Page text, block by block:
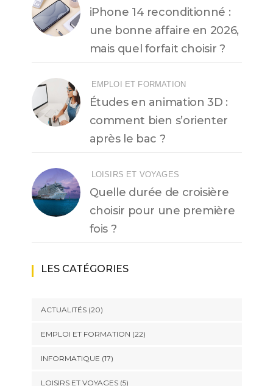
iPhone 14 reconditionné :
une bonne affaire en 2026,
mais quel forfait choisir ?
EMPLOI ET FORMATION
Études en animation 3D :
comment bien s’orienter
après le bac ?
LOISIRS ET VOYAGES
Quelle durée de croisière
choisir pour une première
fois ?
LES CATÉGORIES
ACTUALITÉS(20)
EMPLOI ET FORMATION (22)
INFORMATIQUE (17)
LOISIRS ET VOYAGES(5)